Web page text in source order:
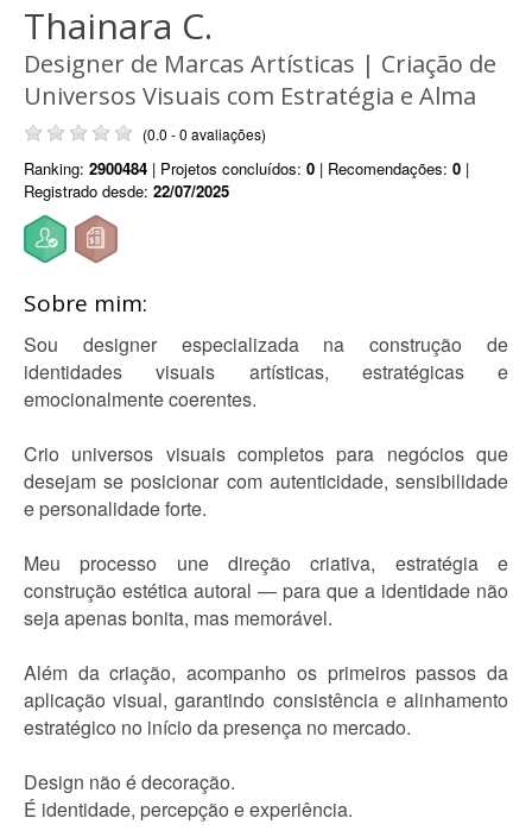
Thainara C.
Designer de Marcas Artísticas | Criação de
Universos Visuais com Estratégia e Alma
(0.0 - 0 avaliações)
Ranking: 2900484 | Projetos concluídos: 0 | Recomendações: 0 |
Registrado desde: 22/07/2025
Sobre mim:
Sou designer especializada na construção de
identidades visuais artísticas, estratégicas e
emocionalmente coerentes.
Crio universos visuais completos para negócios que
desejam se posicionar com autenticidade, sensibilidade
e personalidade forte.
Meu processo une direção criativa, estratégia e
construção estética autoral — para que a identidade não
seja apenas bonita, mas memorável.
Além da criação, acompanho os primeiros passos da
aplicação visual, garantindo consistência e alinhamento
estratégico no início da presença no mercado.
Design não é decoração.
É identidade, percepção e experiência.